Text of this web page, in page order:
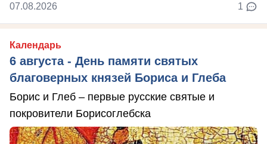
07.08.2026 1
Календарь
6 августа - День памяти святых
благоверных князей Бориса и Глеба
Борис и Глеб – первые русские святые и
покровители Борисоглебска